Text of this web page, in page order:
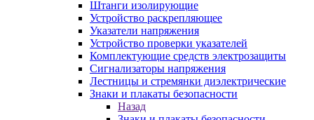
Штанги изолирующие
Устройство раскрепляющее
Указатели напряжения
Устройство проверки указателей
Комплектующие средств электрозащиты
Сигнализаторы напряжения
Лестницы и стремянки диэлектрические
Знаки и плакаты безопасности
Назад